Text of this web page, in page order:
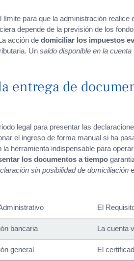
para que la administración realice
depende de la previsión de los
acción de domiciliar los impuestos
Un saldo disponible en la cuenta
entrega de
legal para presentar las
el ingreso de forma manual si ha
herramienta indispensable para
los documentos a tiempo
sin posibilidad de domiciliación
El
bancaria La cuenta
general El